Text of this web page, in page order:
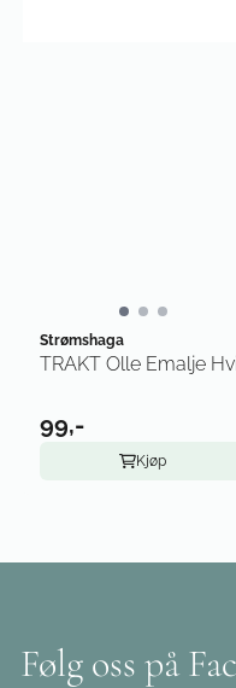
Strømshaga
TRAKT Olle Emalje
99,-
Kjøp
Følg oss på